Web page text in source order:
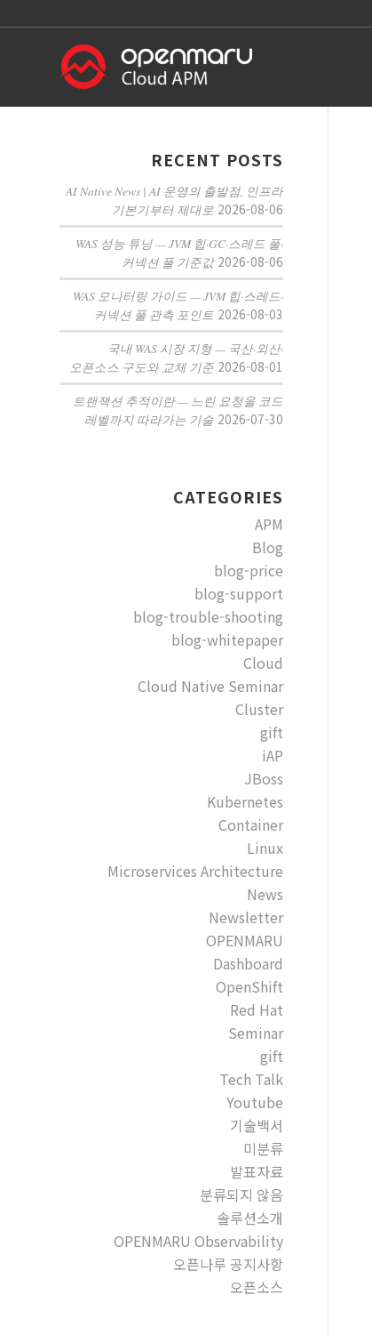
RECENT POSTS
AI Native News | AI 운영의 출발점, 인프라
기본기부터 제대로 2026-08-06
WAS 성능 튜닝 — JVM 힙·GC·스레드 풀·
커넥션 풀 기준값 2026-08-06
WAS 모니터링 가이드 — JVM 힙·스레드·
커넥션 풀 관측 포인트 2026-08-03
국내 WAS 시장 지형 — 국산·외산·
오픈소스 구도와 교체 기준 2026-08-01
트랜잭션 추적이란 — 느린 요청을 코드
레벨까지 따라가는 기술 2026-07-30
CATEGORIES
APM
Blog
blog-price
blog-support
blog-trouble-shooting
blog-whitepaper
Cloud
Cloud Native Seminar
Cluster
gift
iAP
JBoss
Kubernetes
Container
Linux
Microservices Architecture
News
Newsletter
OPENMARU
Dashboard
OpenShift
Red Hat
Seminar
gift
Tech Talk
Youtube
기술백서
미분류
발표자료
분류되지 않음
솔루션소개
OPENMARU Observability
오픈나루 공지사항
오픈소스